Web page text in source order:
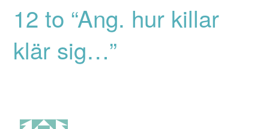
12 to “Ang. hur killar
klär sig…”